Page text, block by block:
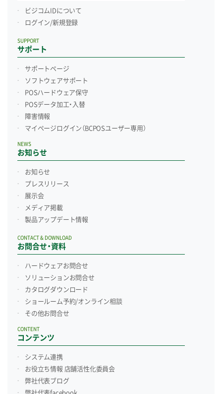
ビジコムIDについて
ログイン/新規登録
サポート
SUPPORT
サポートページ
ソフトウェアサポート
POSハードウェア保守
POSデータ加工・入替
障害情報
マイページログイン （BCPOSユーザー専用）
お知らせ
NEWS
お知らせ
プレスリリース
展示会
メディア掲載
製品アップデート情報
お問合せ・資料
CONTACT & DOWNLOAD
ハードウェアお問合せ
ソリューションお問合せ
カタログダウンロード
ショールーム予約/オンライン相談
その他お問合せ
コンテンツ
CONTENT
システム連携
お役立ち情報 店舗活性化委員会
弊社代表ブログ
弊社代表facebook